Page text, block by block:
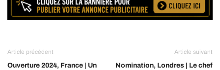
Article précédent
Ouverture 2024, France | Un
Article suivant
Nomination, Londres | Le chef